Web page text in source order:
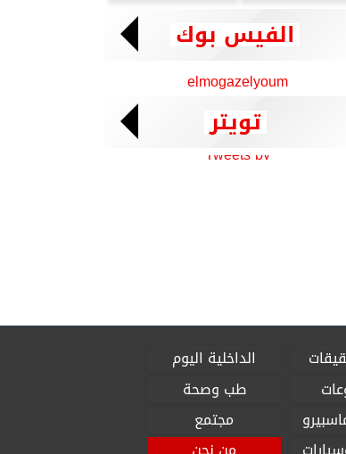
الفيس بوك
elmogazelyoum
تويتر
Tweets by
الداخلية اليوم
طب وصحة
مجتمع